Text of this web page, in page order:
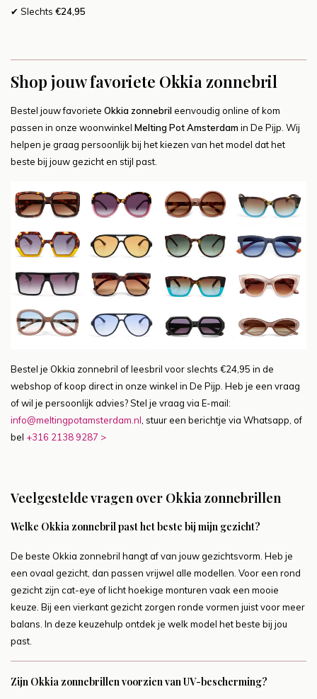
✔ Slechts €24,95
Shop jouw favoriete Okkia zonnebril
Bestel jouw favoriete Okkia zonnebril eenvoudig online of kom
passen in onze woonwinkel Melting Pot Amsterdam in De Pijp. Wij
helpen je graag persoonlijk bij het kiezen van het model dat het
beste bij jouw gezicht en stijl past.
Bestel je Okkia zonnebril of leesbril voor slechts €24,95 in de
webshop of koop direct in onze winkel in De Pijp. Heb je een vraag
of wil je persoonlijk advies? Stel je vraag via E-mail:
info@meltingpotamsterdam.nl, stuur een berichtje via Whatsapp, of
bel +316 2138 9287 >
Veelgestelde vragen over Okkia zonnebrillen
Welke Okkia zonnebril past het beste bij mijn gezicht?
De beste Okkia zonnebril hangt af van jouw gezichtsvorm. Heb je
een ovaal gezicht, dan passen vrijwel alle modellen. Voor een rond
gezicht zijn cat-eye of licht hoekige monturen vaak een mooie
keuze. Bij een vierkant gezicht zorgen ronde vormen juist voor meer
balans. In deze keuzehulp ontdek je welk model het beste bij jou
past.
Zijn Okkia zonnebrillen voorzien van UV-bescherming?